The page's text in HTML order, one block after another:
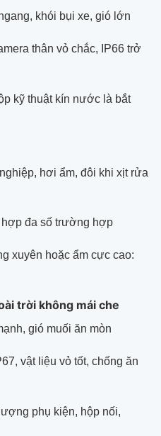
khói bụi xe, gió lớn
thân vỏ chắc, IP66 trở
kỹ thuật kín nước là bắt
hơi ẩm, đôi khi xịt rửa
hợp đa số trường hợp
xuyên hoặc ẩm cực cao:
trời không mái che
gió muối ăn mòn
vật liệu vỏ tốt, chống ăn
phụ kiện, hộp nối,